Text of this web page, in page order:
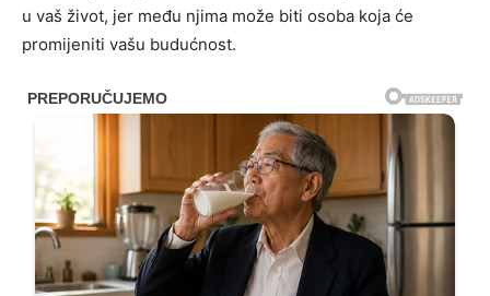
u vaš život, jer među njima može biti osoba koja će
promijeniti vašu budućnost.